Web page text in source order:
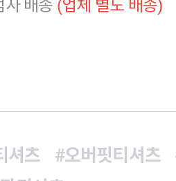
사 배송 (업체 별도 배송)
셔츠 #오버핏티셔츠